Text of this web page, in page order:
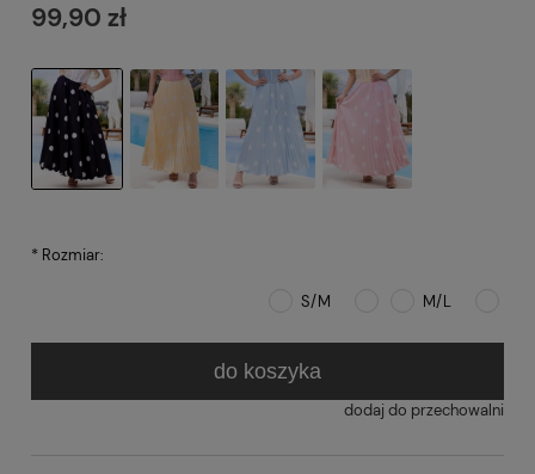
99,90 zł
* Rozmiar:
S/M M/L
do koszyka
dodaj do przechowalni